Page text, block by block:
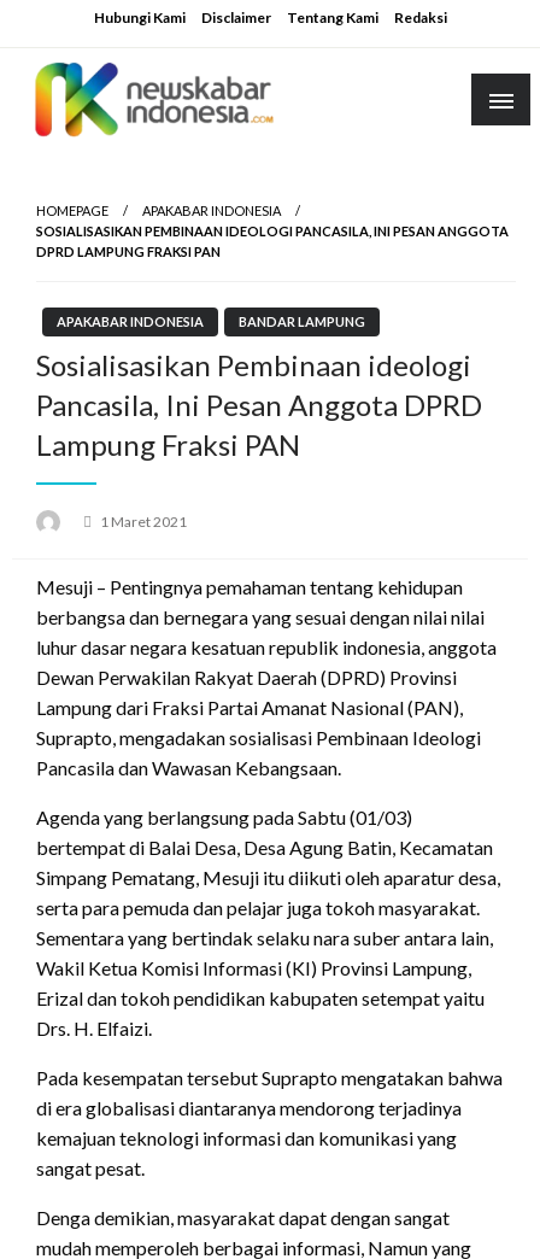
to
content
Hubungi Kami Disclaimer Tentang Kami Redaksi
HOMEPAGE
APAKABAR INDONESIA
SOSIALISASIKAN PEMBINAAN IDEOLOGI PANCASILA, INI PESAN ANGGOTA
DPRD LAMPUNG FRAKSI PAN
APAKABAR INDONESIA BANDAR LAMPUNG
Sosialisasikan Pembinaan ideologi
Pancasila, Ini Pesan Anggota DPRD
Lampung Fraksi PAN
Posted
1 Maret 2021
Mesuji – Pentingnya pemahaman tentang kehidupan
berbangsa dan bernegara yang sesuai dengan nilai nilai
luhur dasar negara kesatuan republik indonesia, anggota
Dewan Perwakilan Rakyat Daerah (DPRD) Provinsi
Lampung dari Fraksi Partai Amanat Nasional (PAN),
Suprapto, mengadakan sosialisasi Pembinaan Ideologi
Pancasila dan Wawasan Kebangsaan.
Agenda yang berlangsung pada Sabtu (01/03)
bertempat di Balai Desa, Desa Agung Batin, Kecamatan
Simpang Pematang, Mesuji itu diikuti oleh aparatur desa,
serta para pemuda dan pelajar juga tokoh masyarakat.
Sementara yang bertindak selaku nara suber antara lain,
Wakil Ketua Komisi Informasi (KI) Provinsi Lampung,
Erizal dan tokoh pendidikan kabupaten setempat yaitu
Drs. H. Elfaizi.
Pada kesempatan tersebut Suprapto mengatakan bahwa
di era globalisasi diantaranya mendorong terjadinya
kemajuan teknologi informasi dan komunikasi yang
sangat pesat.
Denga demikian, masyarakat dapat dengan sangat
mudah memperoleh berbagai informasi, Namun yang